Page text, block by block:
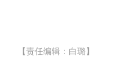
【责任编辑：白璐】